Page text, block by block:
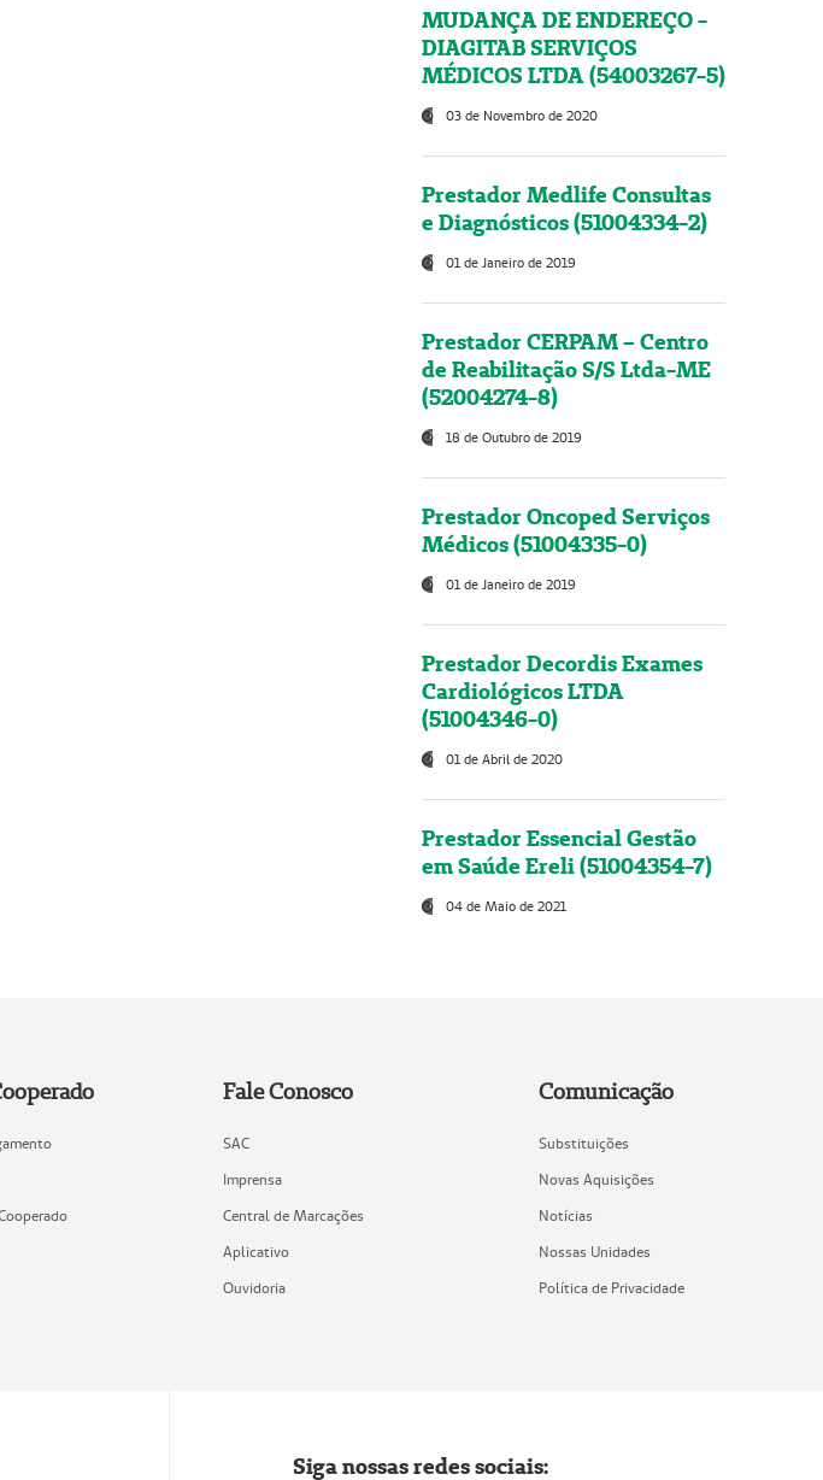
MUDANÇA DE ENDEREÇO -
DIAGITAB SERVIÇOS
MÉDICOS LTDA (54003267-5)
03 de Novembro de 2020
Prestador Medlife Consultas
e Diagnósticos (51004334-2)
01 de Janeiro de 2019
Prestador CERPAM – Centro
de Reabilitação S/S Ltda-ME
(52004274-8)
18 de Outubro de 2019
Prestador Oncoped Serviços
Médicos (51004335-0)
01 de Janeiro de 2019
Prestador Decordis Exames
Cardiológicos LTDA
(51004346-0)
01 de Abril de 2020
Prestador Essencial Gestão
em Saúde Ereli (51004354-7)
04 de Maio de 2021
Fale Conosco
SAC
Imprensa
Central de Marcações
Aplicativo
Ouvidoria
Comunicação
Substituições
Novas Aquisições
Notícias
Nossas Unidades
Política de Privacidade
Siga nossas redes sociais: